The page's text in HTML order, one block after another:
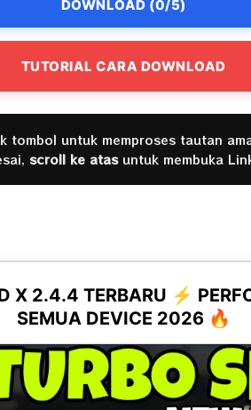
DOWNLOAD (0/5)
TUTORIAL CARA DOWNLOAD
tombol untuk memproses tautan
scroll ke atasuntuk membuka
X 2.4.4 TERBARU ⚡
SEMUA DEVICE 2026 🔥